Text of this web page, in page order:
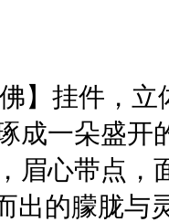
挂件，立
成一朵盛开
眉心带点，
出的朦胧与